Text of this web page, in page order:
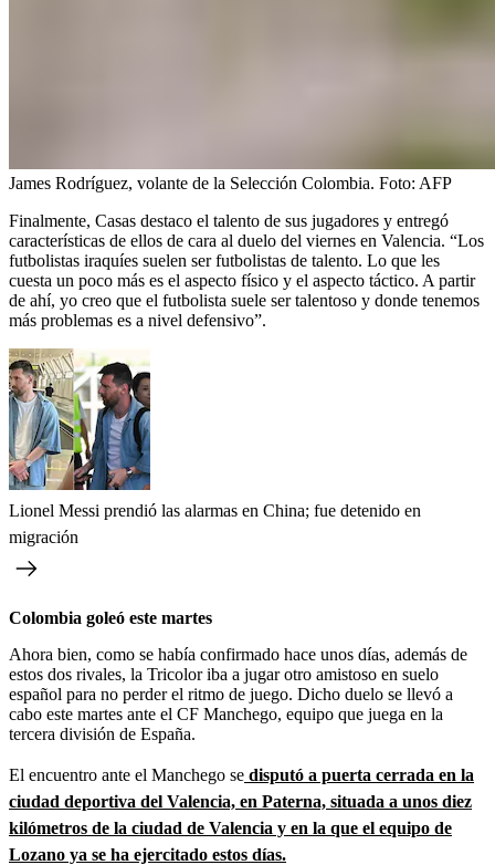
James Rodríguez, volante de la Selección Colombia. Foto: AFP
Finalmente, Casas destaco el talento de sus jugadores y entregó
características de ellos de cara al duelo del viernes en Valencia. “Los
futbolistas iraquíes suelen ser futbolistas de talento. Lo que les
cuesta un poco más es el aspecto físico y el aspecto táctico. A partir
de ahí, yo creo que el futbolista suele ser talentoso y donde tenemos
más problemas es a nivel defensivo”.
Lionel Messi prendió las alarmas en China; fue detenido en
migración
Colombia goleó este martes
Ahora bien, como se había confirmado hace unos días, además de
estos dos rivales, la Tricolor iba a jugar otro amistoso en suelo
español para no perder el ritmo de juego. Dicho duelo se llevó a
cabo este martes ante el CF Manchego, equipo que juega en la
tercera división de España.
El encuentro ante el Manchego se disputó a puerta cerrada en la
ciudad deportiva del Valencia, en Paterna, situada a unos diez
kilómetros de la ciudad de Valencia y en la que el equipo de
Lozano ya se ha ejercitado estos días.